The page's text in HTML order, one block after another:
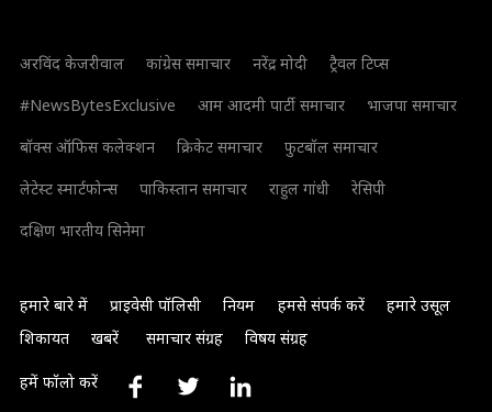
अरविंद केजरीवाल कांग्रेस समाचार नरेंद्र मोदी
ट्रैवल टिप्स
#NewsBytesExclusive
आम आदमी पार्टी समाचार
भाजपा समाचार
बॉक्स ऑफिस कलेक्शन
क्रिकेट समाचार
फुटबॉल समाचार
लेटेस्ट स्मार्टफोन्स
पाकिस्तान समाचार राहुल गांधी
रेसिपी
दक्षिण भारतीय सिनेमा
हमारे बारे में प्राइवेसी पॉलिसी नियम हमसे संपर्क करें
हमारे उसूल
शिकायत
खबरें समाचार संग्रह विषय संग्रह
हमें फॉलो करें